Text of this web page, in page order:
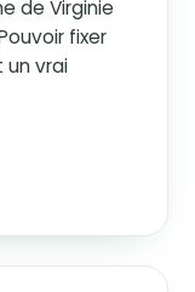
de Virginie
fixer
un vrai